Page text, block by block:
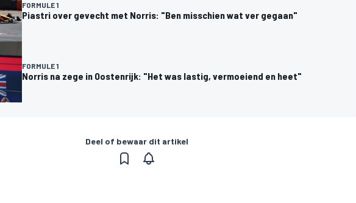
FORMULE 1
Piastri over gevecht met Norris: "Ben misschien wat ver gegaan"
FORMULE 1
Norris na zege in Oostenrijk: "Het was lastig, vermoeiend en heet"
Deel of bewaar dit artikel